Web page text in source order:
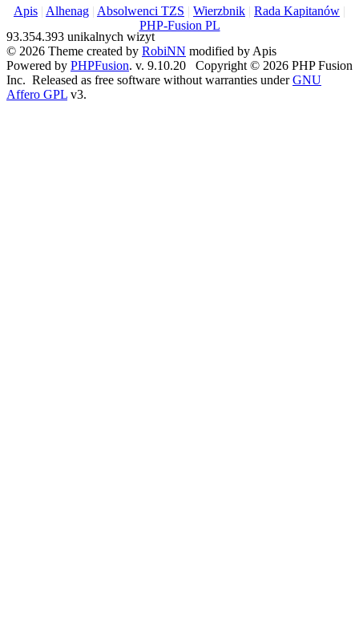
Apis | Alhenag | Absolwenci TZS | Wierzbnik | Rada Kapitanów |
PHP-Fusion PL
93.354.393 unikalnych wizyt
© 2026 Theme created by RobiNN modified by Apis
Powered by PHPFusion. v. 9.10.20 Copyright © 2026 PHP Fusion
Inc. Released as free software without warranties underGNU
Affero GPL v3.